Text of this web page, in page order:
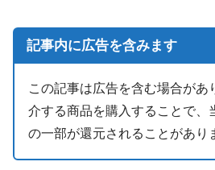
記事内に広告を含みます
この記事は広告を含む場合があ
介する商品を購入することで、
の一部が還元されることがあり